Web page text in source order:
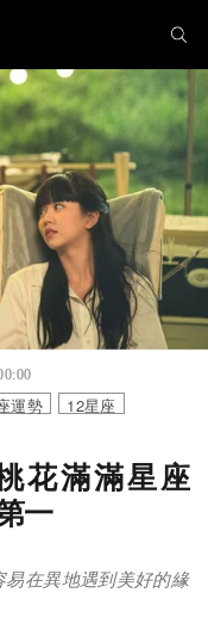
運勢 12星座
花滿滿星座
一
在異地遇到美好的緣